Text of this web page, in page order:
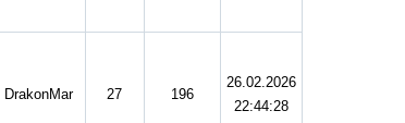
DrakonMar 27 196
26.02.2026
22:44:28